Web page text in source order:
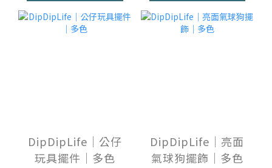
DipDipLife｜公仔
玩具擺件｜多色
DipDipLife｜亮面
氣球狗擺飾｜多色